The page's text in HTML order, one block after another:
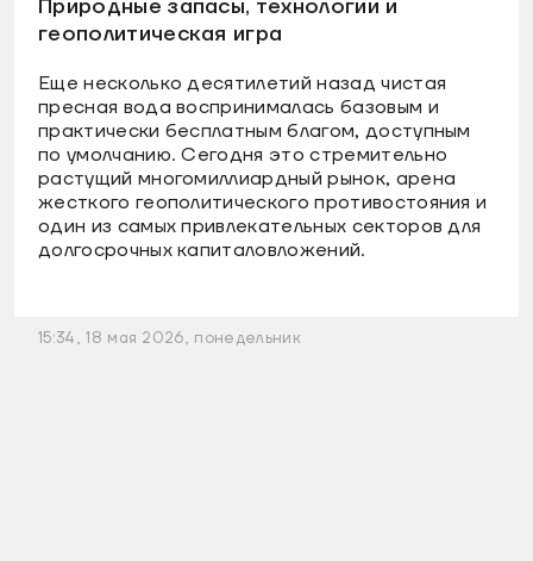
Природные запасы, технологии и
геополитическая игра
Еще несколько десятилетий назад чистая
пресная вода воспринималась базовым и
практически бесплатным благом, доступным
по умолчанию. Сегодня это стремительно
растущий многомиллиардный рынок, арена
жесткого геополитического противостояния и
один из самых привлекательных секторов для
долгосрочных капиталовложений.
15:34, 18 мая 2026, понедельник